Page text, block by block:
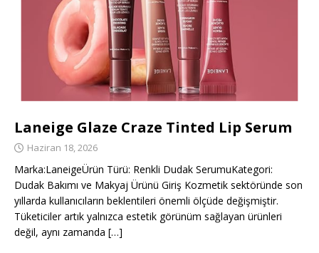
Laneige Glaze Craze Tinted Lip Serum
Haziran 18, 2026
Marka:LaneigeÜrün Türü: Renkli Dudak SerumuKategori:
Dudak Bakımı ve Makyaj Ürünü Giriş Kozmetik sektöründe son
yıllarda kullanıcıların beklentileri önemli ölçüde değişmiştir.
Tüketiciler artık yalnızca estetik görünüm sağlayan ürünleri
değil, aynı zamanda […]